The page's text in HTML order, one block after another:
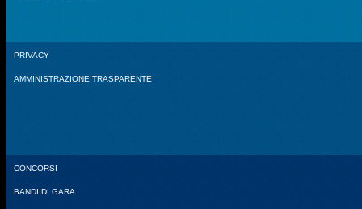
PRIVACY
AMMINISTRAZIONE TRASPARENTE
CONCORSI
BANDI DI GARA